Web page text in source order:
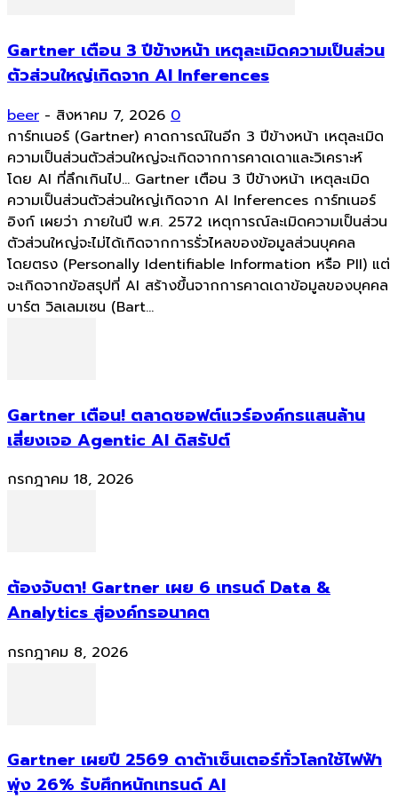
Gartner เตือน 3 ปีข้างหน้า เหตุละเมิดความเป็นส่วน
ตัวส่วนใหญ่เกิดจาก AI Inferences
beer - สิงหาคม 7, 2026 0
การ์ทเนอร์ (Gartner) คาดการณ์ในอีก 3 ปีข้างหน้า เหตุละเมิด
ความเป็นส่วนตัวส่วนใหญ่จะเกิดจากการคาดเดาและวิเคราะห์
โดย AI ที่ลึกเกินไป... Gartner เตือน 3 ปีข้างหน้า เหตุละเมิด
ความเป็นส่วนตัวส่วนใหญ่เกิดจาก AI Inferences การ์ทเนอร์
อิงก์ เผยว่า ภายในปี พ.ศ. 2572 เหตุการณ์ละเมิดความเป็นส่วน
ตัวส่วนใหญ่จะไม่ได้เกิดจากการรั่วไหลของข้อมูลส่วนบุคคล
โดยตรง (Personally Identifiable Information หรือ PII) แต่
จะเกิดจากข้อสรุปที่ AI สร้างขึ้นจากการคาดเดาข้อมูลของบุคคล
บาร์ต วิลเลมเซน (Bart...
Gartner เตือน! ตลาดซอฟต์แวร์องค์กรแสนล้าน
เสี่ยงเจอ Agentic AI ดิสรัปต์
กรกฎาคม 18, 2026
ต้องจับตา! Gartner เผย 6 เทรนด์ Data &
Analytics สู่องค์กรอนาคต
กรกฎาคม 8, 2026
Gartner เผยปี 2569 ดาต้าเซ็นเตอร์ทั่วโลกใช้ไฟฟ้า
พุ่ง 26% รับศึกหนักเทรนด์ AI